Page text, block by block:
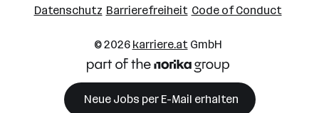
Datenschutz Barrierefreiheit Code of Conduct
© 2026 karriere.atGmbH
Neue Jobs per E-Mail erhalten